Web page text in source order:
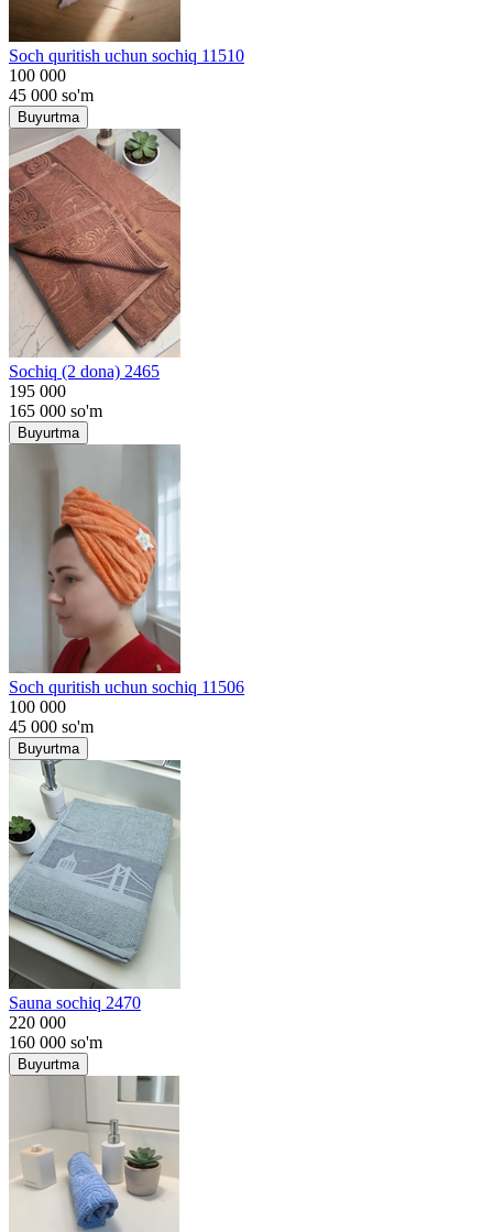
Soch quritish uchun sochiq 11510
100 000
45 000 so'm
Buyurtma
Sochiq (2 dona) 2465
195 000
165 000 so'm
Buyurtma
Soch quritish uchun sochiq 11506
100 000
45 000 so'm
Buyurtma
Sauna sochiq 2470
220 000
160 000 so'm
Buyurtma